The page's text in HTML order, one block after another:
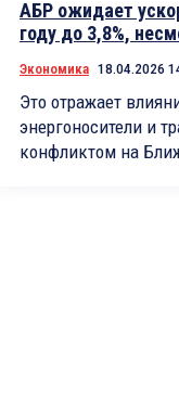
АБР ожидает
году до 3,8%,
Экономика 18.04.2026
Это отражает
энергоносители и
конфликтом на